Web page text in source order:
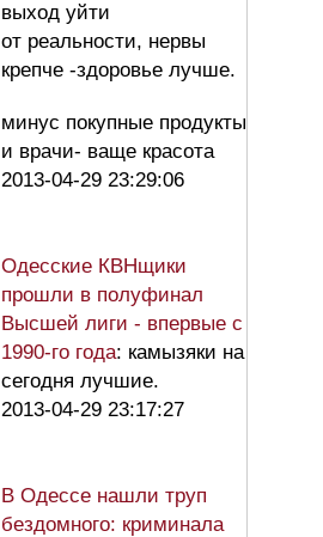
выход уйти
от реальности, нервы
крепче -здоровье лучше.
минус покупные продукты
и врачи- ваще красота
2013-04-29 23:29:06
Одесские КВНщики
прошли в полуфинал
Высшей лиги - впервые с
1990-го года: камызяки на
сегодня лучшие.
2013-04-29 23:17:27
В Одессе нашли труп
бездомного: криминала